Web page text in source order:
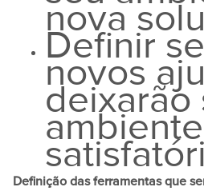
nova
Definir
novos
deixarão
ambiente
Definição das ferramentas que